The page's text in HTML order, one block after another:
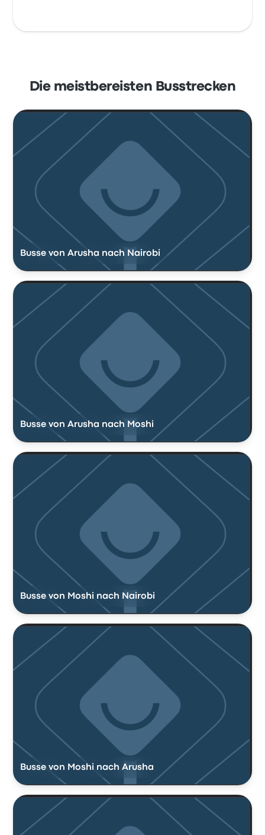
Die meistbereisten Busstrecken
Busse von Arusha nach Nairobi
Busse von Arusha nach Moshi
Busse von Moshi nach Nairobi
Busse von Moshi nach Arusha